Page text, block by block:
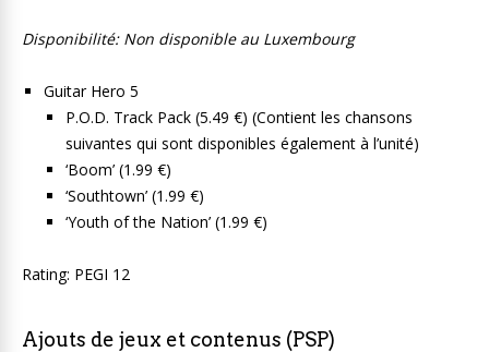
Disponibilité: Non disponible au Luxembourg
Guitar Hero 5
P.O.D. Track Pack (5.49 €) (Contient les chansons
suivantes qui sont disponibles également à l’unité)
‘Boom’ (1.99 €)
‘Southtown’ (1.99 €)
‘Youth of the Nation’ (1.99 €)
Rating: PEGI 12
Ajouts de jeux et contenus (PSP)